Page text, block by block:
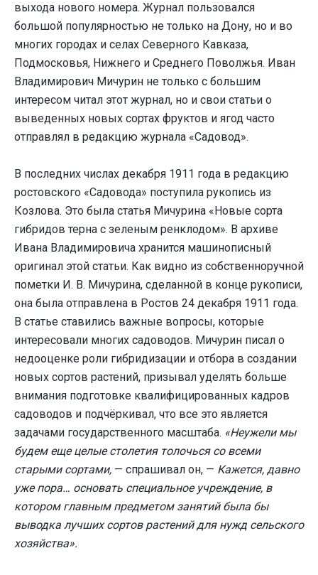
выхода нового номера. Журнал пользовался
большой популярностью не только на Дону, но и во
многих городах и селах Северного Кавказа,
Подмосковья, Нижнего и Среднего Поволжья. Иван
Владимирович Мичурин не только с большим
интересом читал этот журнал, но и свои статьи о
выведенных новых сортах фруктов и ягод часто
отправлял в редакцию журнала «Садовод».
В последних числах декабря 1911 года в редакцию
ростовского «Садовода» поступила рукопись из
Козлова. Это была статья Мичурина «Новые сорта
гибридов терна с зеленым ренклодом». В архиве
Ивана Владимировича хранится машинописный
оригинал этой статьи. Как видно из собственноручной
пометки И. В. Мичурина, сделанной в конце рукописи,
она была отправлена в Ростов 24 декабря 1911 года.
В статье ставились важные вопросы, которые
интересовали многих садоводов. Мичурин писал о
недооценке роли гибридизации и отбора в создании
новых сортов растений, призывал уделять больше
внимания подготовке квалифицированных кадров
садоводов и подчёркивал, что все это является
задачами государственного масштаба. «Неужели мы
будем еще целые столетия толочься со всеми
старыми сортами, — спрашивал он, — Кажется, давно
уже пора… основать специальное учреждение, в
котором главным предметом занятий была бы
выводка лучших сортов растений для нужд сельского
хозяйства».